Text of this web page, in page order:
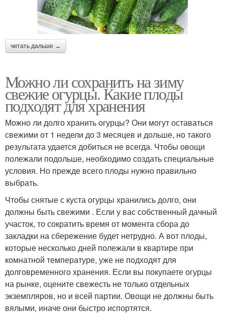
читать дальше →
Можно ли сохранить на зиму
свежие огурцы. Какие плоды
подходят для хранения
Можно ли долго хранить огурцы? Они могут оставаться
свежими от 1 недели до 3 месяцев и дольше, но такого
результата удается добиться не всегда. Чтобы овощи
полежали подольше, необходимо создать специальные
условия. Но прежде всего плоды нужно правильно
выбрать.
Чтобы снятые с куста огурцы хранились долго, они
должны быть свежими . Если у вас собственный дачный
участок, то сократить время от момента сбора до
закладки на сбережение будет нетрудно. А вот плоды,
которые несколько дней полежали в квартире при
комнатной температуре, уже не подходят для
долговременного хранения. Если вы покупаете огурцы
на рынке, оцените свежесть не только отдельных
экземпляров, но и всей партии. Овощи не должны быть
вялыми, иначе они быстро испортятся.